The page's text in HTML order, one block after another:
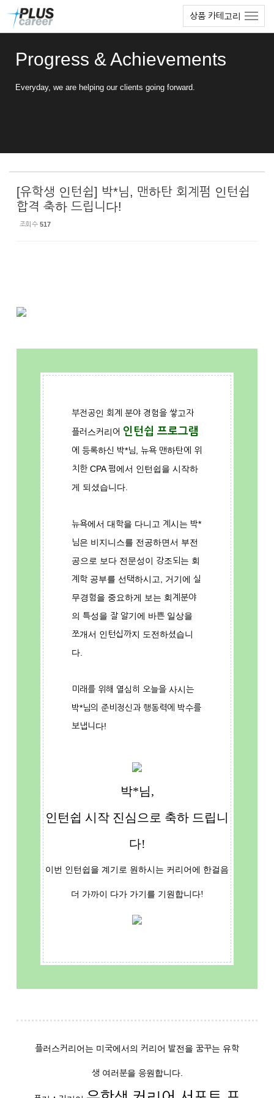
상품 카테고리
Progress & Achievements
Everyday, we are helping our clients going forward.
[유학생 인턴쉽] 박*님, 맨하탄 회계펌 인턴쉽
합격 축하 드립니다!
조회 수 517
부전공인 회계 분야 경험을 쌓고자
플러스커리어 인턴쉽 프로그램
에 등록하신 박*님, 뉴욕 맨하탄에 위
치한 CPA 펌에서 인턴쉽을 시작하
게 되셨습니다.
뉴욕에서 대학을 다니고 계시는 박*
님은 비지니스를 전공하면서 부전
공으로 보다 전문성이 강조되는 회
계학 공부를 선택하시고, 거기에 실
무경험을 중요하게 보는 회계분야
의 특성을 잘 알기에 바쁜 일상을
쪼개서 인턴십까지 도전하셨습니
다.
미래를 위해 열심히 오늘을 사시는
박*님의 준비정신과 행동력에 박수를
보냅니다!
박*님,
인턴쉽 시작 진심으로 축하 드립니
다!
이번 인턴쉽을 계기로 원하시는 커리어에 한걸음
더 가까이 다가 가기를 기원합니다!
플러스커리어는 미국에서의 커리어 발전을 꿈꾸는 유학
생 여러분을 응원합니다.